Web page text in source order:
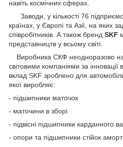
навіть космічних сферах.
Заводи, у кількості 76
країнах, у Європі та Азії, на яких
співробітників. А також бренд SKF
представництв у всьому світі.
Виробника СКФ неодноразово
світовими компаніями за
вклад SKF зроблено для
якої виробляє:
- підшипники маточок
- маточини в зборі
- підвісні підшипники карданного
- опори та підшипники стійок